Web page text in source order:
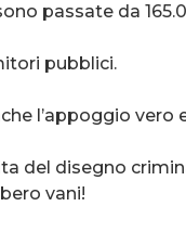
passate da
pubblici.
l’appoggio vero
del disegno
vani!